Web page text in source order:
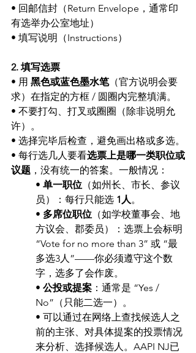
• 回邮信封（Return Envelope，通常印
有选举办公室地址）
• 填写说明（Instructions）
2. 填写选票
• 用 黑色或蓝色墨水笔（官方说明会要
求）在指定的方框 / 圆圈内完整填满。
• 不要打勾、打叉或圈圈（除非说明允
许）。
• 选择完毕后检查，避免画出格或多选。
• 每行选几人要看选票上是哪一类职位或
议题 ，没有统一的答案。一般情况：
• 单一职位 （如州长、市长、参议
员）：每行只能选 1人。
• 多席位职位 （如学校董事会、地
方议会、郡委员）：选票上会标明
“Vote for no more than 3” 或 “最
多选3人”——你必须遵守这个数
字，选多了会作废。
• 公投或提案 ：通常是 “Yes /
No”（只能二选一）。
• 可以通过在网络上查找候选人之
前的主张、对具体提案的投票情况
来分析、选择候选人。AAPI NJ已